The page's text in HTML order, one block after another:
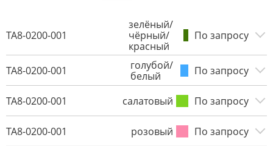
TA8-0200-001
зелёный/
чёрный/
красный
По запросу
TA8-0200-001
голубой/
белый
По запросу
TA8-0200-001 салатовый По запросу
TA8-0200-001 розовый По запросу